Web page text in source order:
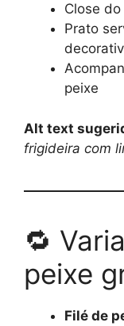
Close
Prato
peixe
Alt text
frigideira com
🔁
peixe
Filé de